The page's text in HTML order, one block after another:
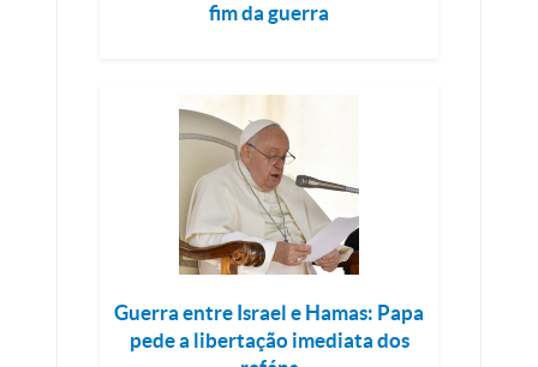
fim da guerra
Guerra entre Israel e Hamas: Papa
pede a libertação imediata dos